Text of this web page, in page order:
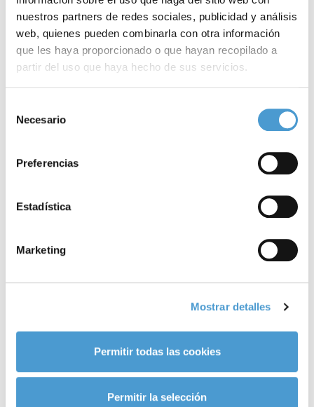
nuestros partners de redes sociales, publicidad y análisis
web, quienes pueden combinarla con otra información
que les haya proporcionado o que hayan recopilado a
partir del uso que haya hecho de sus servicios.
de cookies
Necesario
Preferencias
Estadística
Marketing
Mostrar detalles
Permitir todas las cookies
Permitir la selección
tardan más de 4 años en
ser diagnosticadas
La salud de la mujer continúa enfrentándose a importantes
retos relacionados con la información, el acceso y la
normalización social de determinadas patologías y etapas
vitales. En este contexto, la